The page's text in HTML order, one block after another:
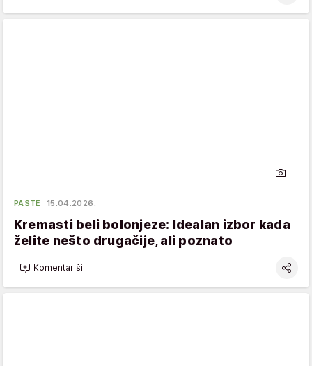
PASTE 15.04.2026.
Kremasti beli bolonjeze: Idealan izbor kada
želite nešto drugačije, ali poznato
Komentariši